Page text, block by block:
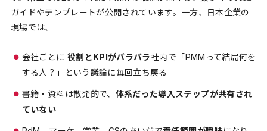
ガイドやテンプレートが公開されています。一方、日本企業の
現場では、
会社ごとに 役割とKPIがバラバラ――社内で「PMMって結局何を
する人？」という議論に毎回立ち戻る
書籍・資料は散発的で、 体系だった導入ステップが共有され
ていない